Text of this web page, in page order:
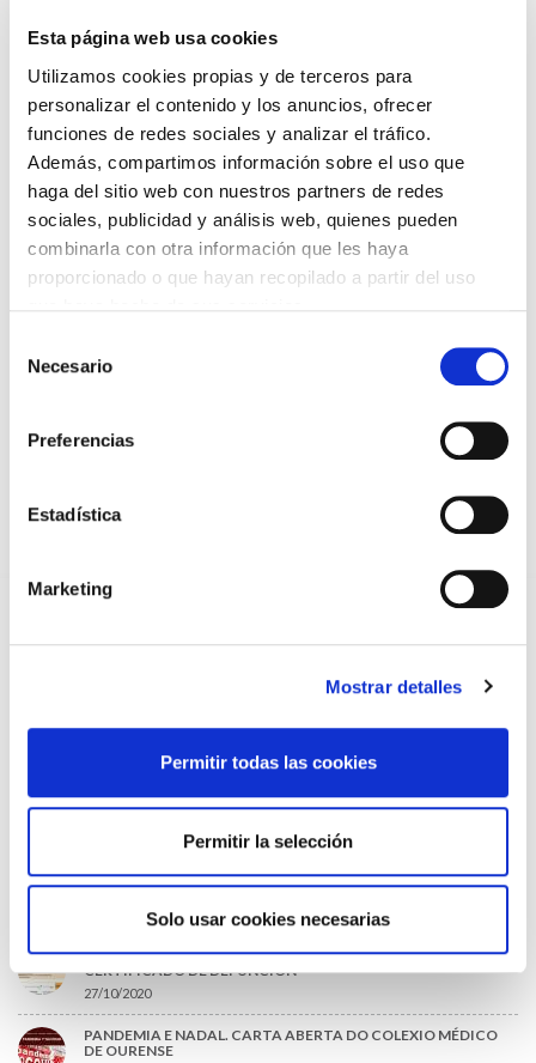
Esta página web usa cookies
Utilizamos cookies propias y de terceros para
personalizar el contenido y los anuncios, ofrecer
funciones de redes sociales y analizar el tráfico.
Además, compartimos información sobre el uso que
haga del sitio web con nuestros partners de redes
sociales, publicidad y análisis web, quienes pueden
combinarla con otra información que les haya
proporcionado o que hayan recopilado a partir del uso
Necesario
Preferencias
Estadística
Marketing
Mostrar detalles
Permitir todas las cookies
Permitir la selección
Solo usar cookies necesarias
06/08/2026
LA ALIANZA MÉDICA POR LA SALUD PLANETARIA SE ADHIERE
AL PACTO DE ESTADO FRENTE A LA EMERGENCIA CLIMÁTICA
03/08/2026
2026
31/07/2026
CARTA DEL PRESIDENTE DE MUTUAL MÉDICA SOBRE LA
REFORMA DE LAS MUTUALIDADES ALTERNATIVAS Y LA
28/07/2026
(MIR)
TRÁFICO SUPRIME LAS EXENCIONES MÉDICAS PARA EL USO
DEL CASCO Y DEL CINTURÓN DE SEGURIDAD
EL AUMENTO DE PRIMAS A MUFACE NO MEJORA LAS
CONDICIONES DE LOS MÉDICOS QUE ATIENDEN A
EL COLEGIO DE MÉDICOS DE OURENSE EXIGE MEDIDAS
URGENTES ANTE LA SITUACIÓN CRÍTICA DEL SERVICIO DE
INFORME SOBRE LA CONSOLIDACIÓN DE GRADO A LAS/LOS
PUESTOS DE JEFATURA / DIRECCIÓN / COORDINACIÓN
SOSTENIBILIDAD Y SISTEMA SANITARIO: UN COMPROMISO
ACLARACIONES PARA LA CUMPLIMENTACIÓN DEL NUEVO
CERTIFICADO DE DEFUNCIÓN
27/10/2020
PANDEMIA E NADAL. CARTA ABERTA DO COLEXIO MÉDICO
DE OURENSE